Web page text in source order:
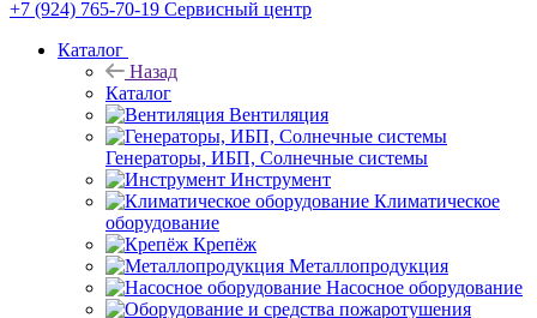
+7 (924) 765-70-19 Сервисный центр
Каталог
Назад
Каталог
Вентиляция
Генераторы, ИБП, Солнечные системы
Инструмент
Климатическое
оборудование
Крепёж
Металлопродукция
Насосное оборудование